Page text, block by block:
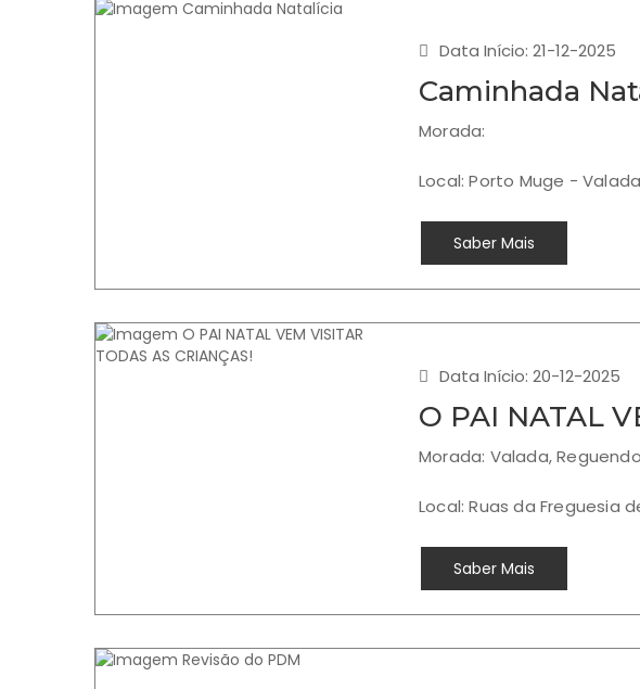
Data Início: 21-12-2025
Caminhada
Morada:
Local: Porto Muge -
Saber Mais
Data Início: 20-12-2025
O PAI NATAL
Morada: Valada,
Local: Ruas da Freguesia
Saber Mais